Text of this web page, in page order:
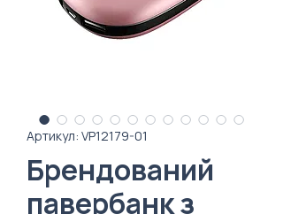
Артикул: VP12179-01
Брендований
павербанк з